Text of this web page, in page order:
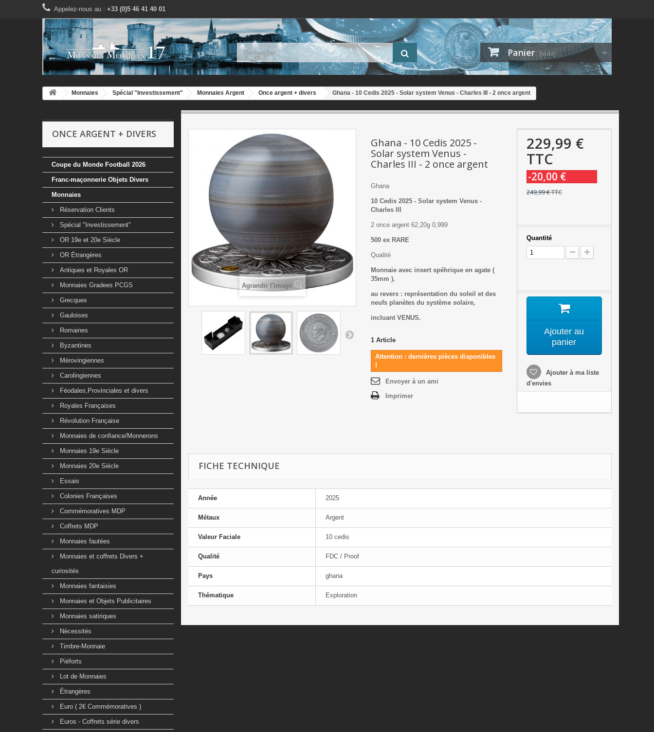
Appelez-nous au : +33 (0)5 46 41 40 01
Panier (vide)
Monnaies Spécial "Investissement" Monnaies Argent Once argent + divers Ghana - 10 Cedis 2025 - Solar system Venus - Charles III - 2 once argent
ONCE ARGENT + DIVERS
Coupe du Monde Football 2026
Franc-maçonnerie Objets Divers
Monnaies
Réservation Clients
Spécial "Investissement"
OR 19e et 20e Siècle
OR Étrangères
Antiques et Royales OR
Monnaies Gradees PCGS
Grecques
Gauloises
Romaines
Byzantines
Mérovingiennes
Carolingiennes
Féodales,Provinciales et divers
Royales Françaises
Révolution Française
Monnaies de confiance/Monnerons
Monnaies 19e Siècle
Monnaies 20e Siècle
Essais
Colonies Françaises
Commémoratives MDP
Coffrets MDP
Monnaies fautées
Monnaies et coffrets Divers +
curiosités
Monnaies fantaisies
Monnaies et Objets Publicitaires
Monnaies satiriques
Nécessités
Timbre-Monnaie
Piéforts
Lot de Monnaies
Étrangères
Euro ( 2€ Commémoratives )
Euros - Coffrets série divers
Agrandir l'image
Ghana - 10 Cedis 2025 -
Solar system Venus -
Charles III - 2 once argent
Ghana
10 Cedis 2025 - Solar system Venus -
Charles III
2 once argent 62,20g 0,999
500 ex RARE
Qualité
Monnaie avec insert spéhrique en agate (
35mm ).
au revers : représentation du soleil et des
neufs planètes du système solaire,
incluant VENUS.
1 Article
Attention : dernières pièces disponibles
!
Envoyer à un ami
Imprimer
229,99 €
TTC
-20,00 €
249,99 €TTC
Quantité
Ajouter au
panier
Ajouter à ma liste
d'envies
FICHE TECHNIQUE
Année 2025
Métaux Argent
Valeur Faciale 10 cedis
Qualité FDC / Proof
Pays ghana
Thématique Exploration